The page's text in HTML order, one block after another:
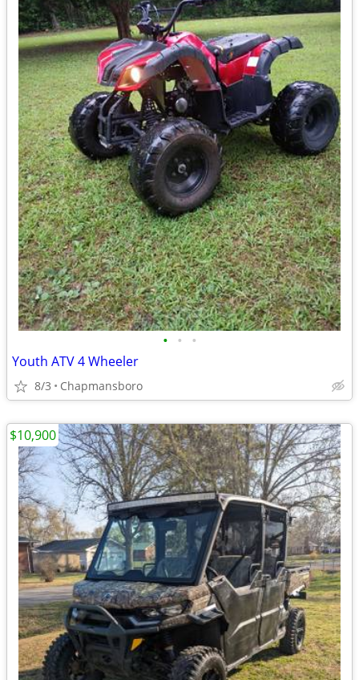
• • •
Youth ATV 4 Wheeler
8/3 Chapmansboro
$10,900